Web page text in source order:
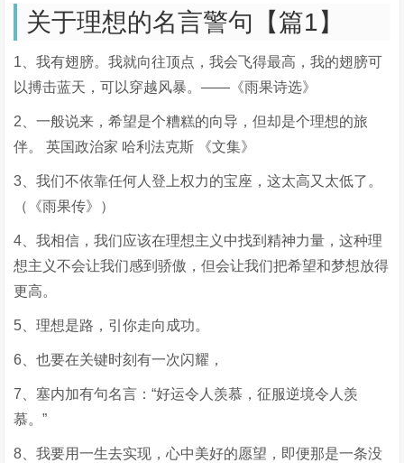
关于理想的名言警句【篇1】
1、我有翅膀。我就向往顶点，我会飞得最高，我的翅膀可
以搏击蓝天，可以穿越风暴。——《雨果诗选》
2、一般说来，希望是个糟糕的向导，但却是个理想的旅
伴。 英国政治家 哈利法克斯 《文集》
3、我们不依靠任何人登上权力的宝座，这太高又太低了。
（《雨果传》）
4、我相信，我们应该在理想主义中找到精神力量，这种理
想主义不会让我们感到骄傲，但会让我们把希望和梦想放得
更高。
5、理想是路，引你走向成功。
6、也要在关键时刻有一次闪耀，
7、塞内加有句名言：“好运令人羡慕，征服逆境令人羡
慕。”
8、我要用一生去实现，心中美好的愿望，即便那是一条没